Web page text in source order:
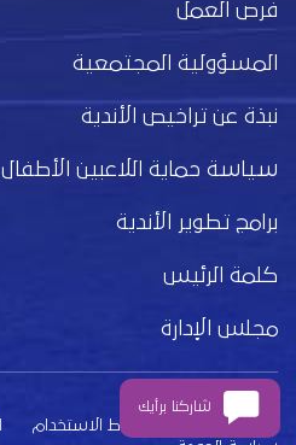
فرص العمل
المسؤولية المجتمعية
نبذة عن تراخيص الأندية
سياسة حماية اللاعبين الأطفال
برامج تطوير الأندية
كلمة الرئيس
مجلس الإدارة
بيان الخصوصية شروط الاستخدام
شاركنا برأيك